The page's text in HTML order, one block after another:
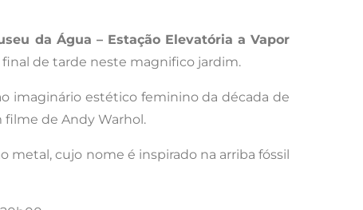
da Água – Estação Elevatória a Vapor
final de tarde neste magnifico jardim.
imaginário estético feminino da década de
de Andy Warhol.
metal, cujo nome é inspirado na arriba fóssil